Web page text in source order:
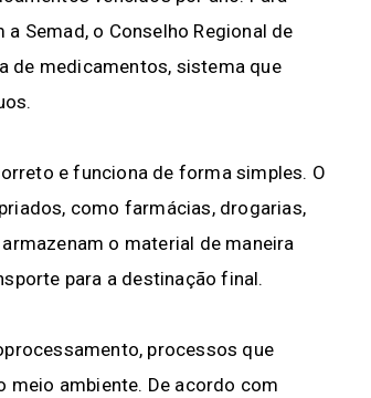
Semad, o Conselho Regional de
de medicamentos, sistema que
e funciona de forma simples. O
como farmácias, drogarias,
o material de maneira
para a destinação final.
processos que
ambiente. De acordo com